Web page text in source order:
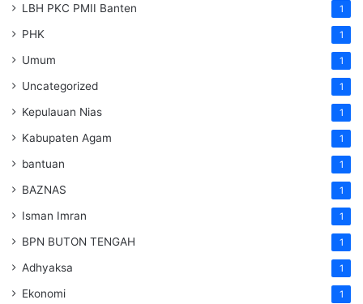
LBH PKC PMII Banten 1
PHK 1
Umum 1
Uncategorized 1
Kepulauan Nias 1
Kabupaten Agam 1
bantuan 1
BAZNAS 1
Isman Imran 1
BPN BUTON TENGAH 1
Adhyaksa 1
Ekonomi 1